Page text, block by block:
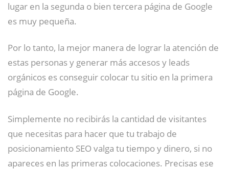
lugar en la segunda o bien tercera página de Google
es muy pequeña.
Por lo tanto, la mejor manera de lograr la atención de
estas personas y generar más accesos y leads
orgánicos es conseguir colocar tu sitio en la primera
página de Google.
Simplemente no recibirás la cantidad de visitantes
que necesitas para hacer que tu trabajo de
posicionamiento SEO valga tu tiempo y dinero, si no
apareces en las primeras colocaciones. Precisas ese